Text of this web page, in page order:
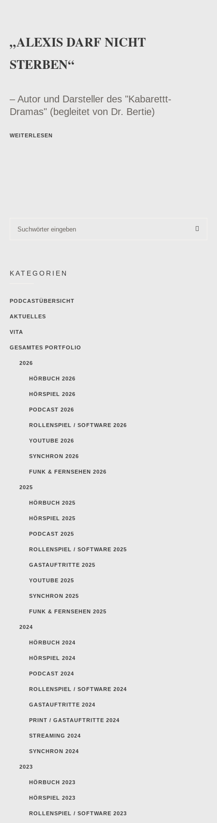
„ALEXIS DARF NICHT
STERBEN“
– Autor und Darsteller des "Kabarettt-
Dramas" (begleitet von Dr. Bertie)
WEITERLESEN
KATEGORIEN
PODCASTÜBERSICHT
AKTUELLES
VITA
GESAMTES PORTFOLIO
2026
HÖRBUCH 2026
HÖRSPIEL 2026
PODCAST 2026
ROLLENSPIEL / SOFTWARE 2026
YOUTUBE 2026
SYNCHRON 2026
FUNK & FERNSEHEN 2026
2025
HÖRBUCH 2025
HÖRSPIEL 2025
PODCAST 2025
ROLLENSPIEL / SOFTWARE 2025
GASTAUFTRITTE 2025
YOUTUBE 2025
SYNCHRON 2025
FUNK & FERNSEHEN 2025
2024
HÖRBUCH 2024
HÖRSPIEL 2024
PODCAST 2024
ROLLENSPIEL / SOFTWARE 2024
GASTAUFTRITTE 2024
PRINT / GASTAUFTRITTE 2024
STREAMING 2024
SYNCHRON 2024
2023
HÖRBUCH 2023
HÖRSPIEL 2023
ROLLENSPIEL / SOFTWARE 2023